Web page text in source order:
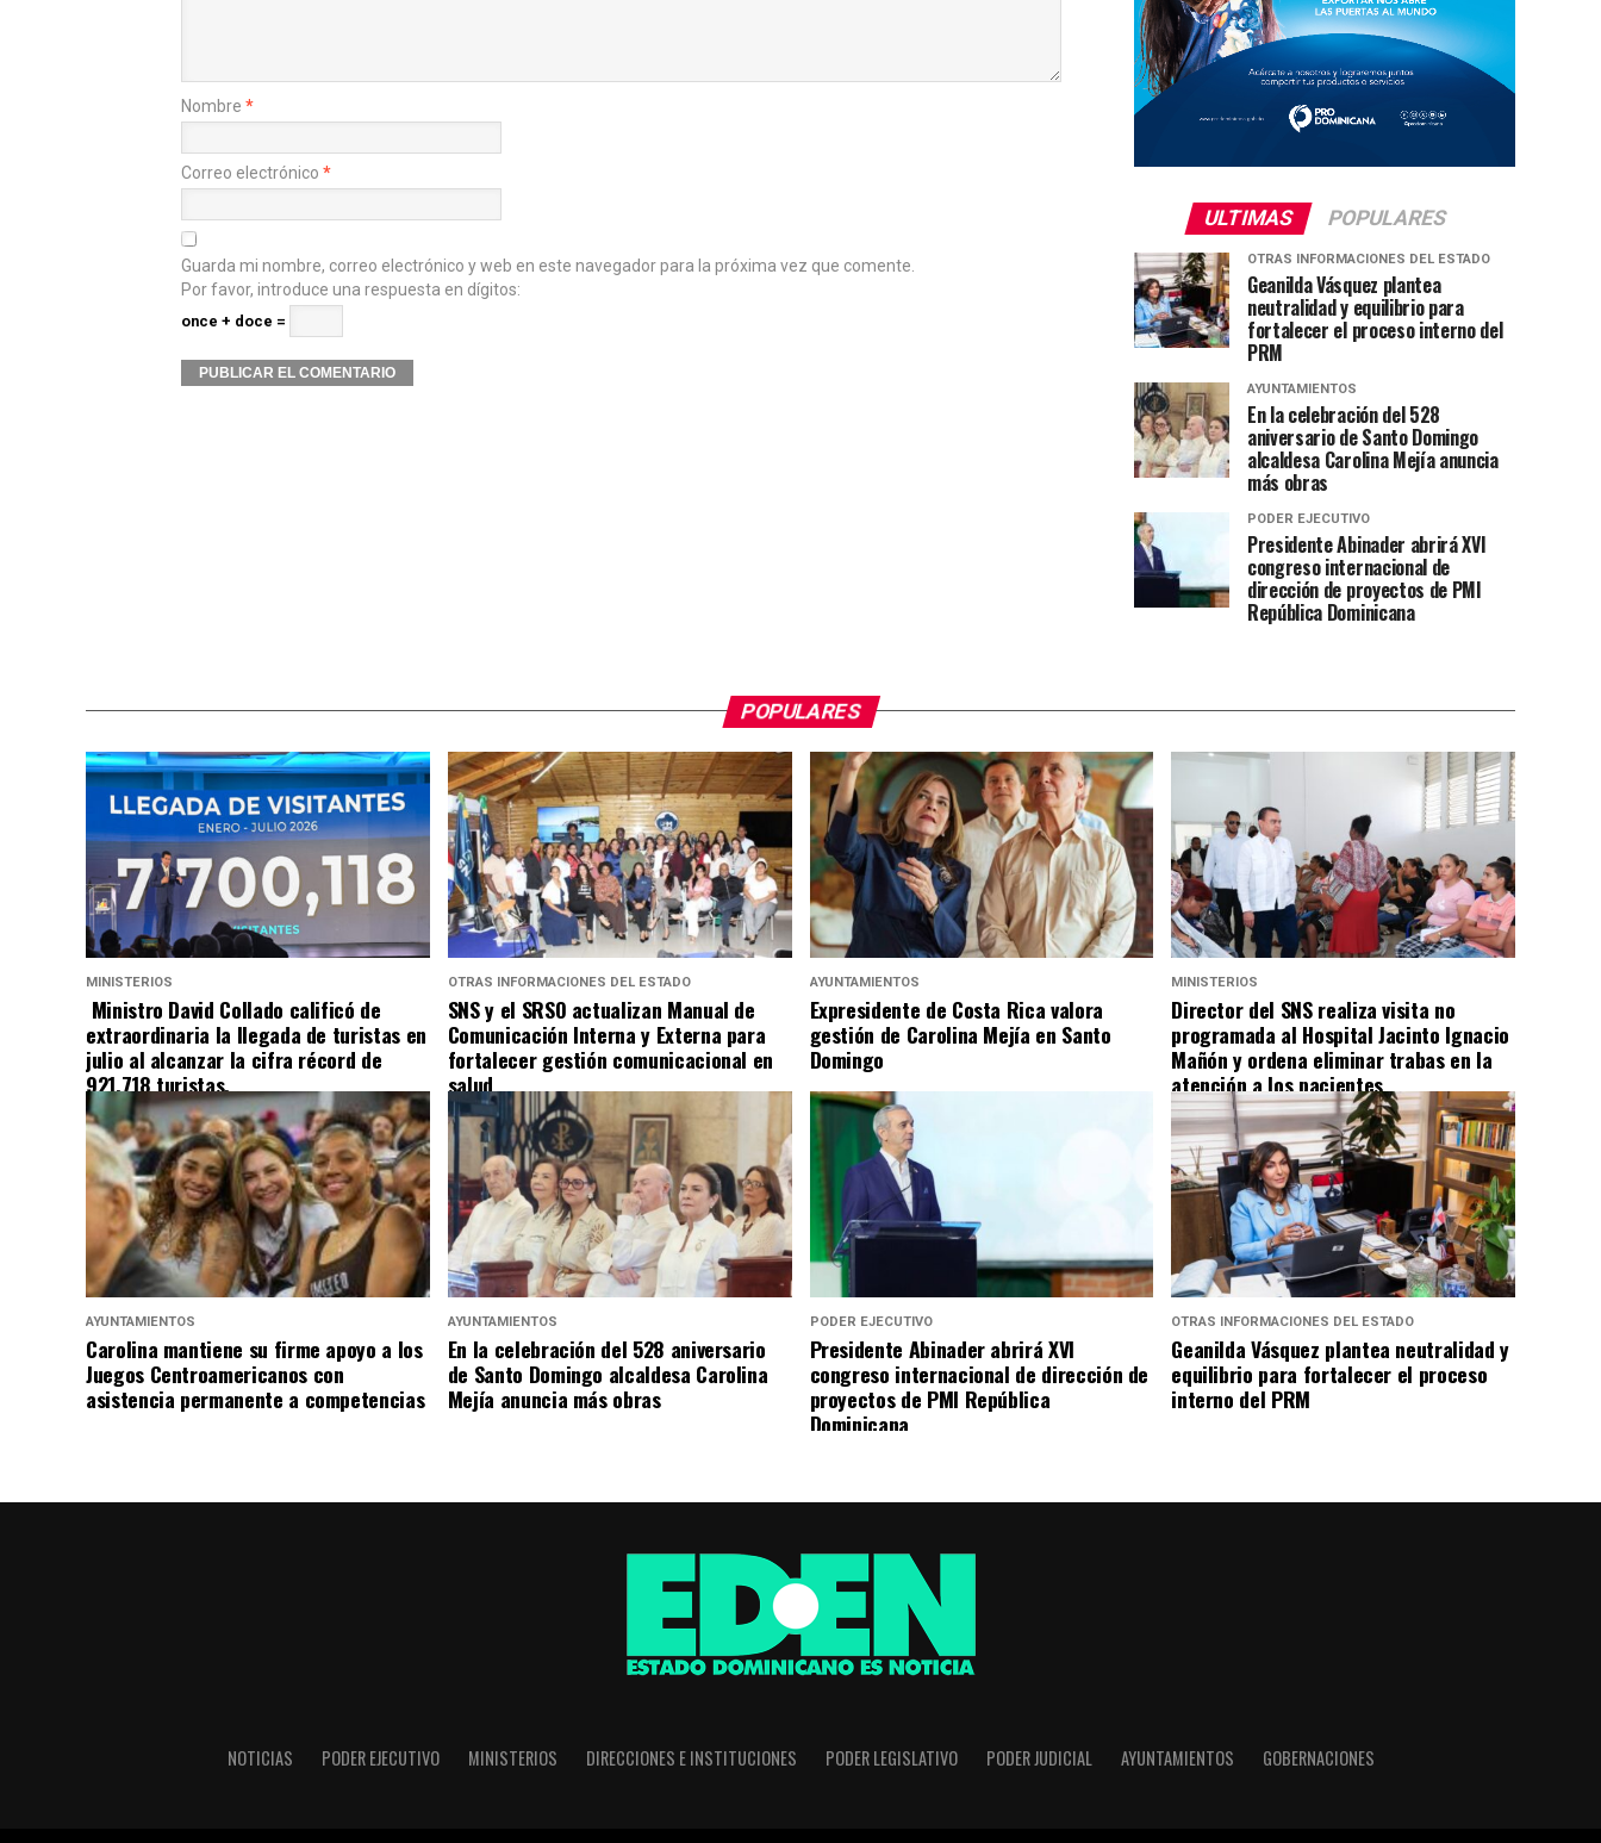
Nombre *
Correo electrónico *
Guarda mi nombre, correo electrónico y web en este navegador para la próxima vez que comente.
Por favor, introduce una respuesta en dígitos:
once + doce =
ULTIMAS POPULARES
OTRAS INFORMACIONES DEL ESTADO
Geanilda Vásquez plantea
neutralidad y equilibrio para
fortalecer el proceso interno del
PRM
AYUNTAMIENTOS
En la celebración del 528
aniversario de Santo Domingo
alcaldesa Carolina Mejía anuncia
más obras
PODER EJECUTIVO
Presidente Abinader abrirá XVI
congreso internacional de
dirección de proyectos de PMI
República Dominicana
POPULARES
MINISTERIOS
Ministro David Collado calificó de
extraordinaria la llegada de turistas en
julio al alcanzar la cifra récord de
921,718 turistas.
OTRAS INFORMACIONES DEL ESTADO
SNS y el SRSO actualizan Manual de
Comunicación Interna y Externa para
fortalecer gestión comunicacional en
salud
AYUNTAMIENTOS
Expresidente de Costa Rica valora
gestión de Carolina Mejía en Santo
Domingo
MINISTERIOS
Director del SNS realiza visita no
programada al Hospital Jacinto Ignacio
Mañón y ordena eliminar trabas en la
atención a los pacientes
AYUNTAMIENTOS
Carolina mantiene su firme apoyo a los
Juegos Centroamericanos con
asistencia permanente a competencias
AYUNTAMIENTOS
En la celebración del 528 aniversario
de Santo Domingo alcaldesa Carolina
Mejía anuncia más obras
PODER EJECUTIVO
Presidente Abinader abrirá XVI
congreso internacional de dirección de
proyectos de PMI República
Dominicana
OTRAS INFORMACIONES DEL ESTADO
Geanilda Vásquez plantea neutralidad y
equilibrio para fortalecer el proceso
interno del PRM
NOTICIAS PODER EJECUTIVO MINISTERIOS DIRECCIONES E INSTITUCIONES PODER LEGISLATIVO PODER JUDICIAL AYUNTAMIENTOS GOBERNACIONES